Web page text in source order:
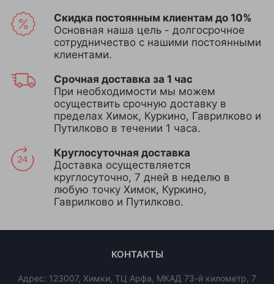
Скидка постоянным клиентам до 10%
Основная наша цель - долгосрочное
сотрудничество с нашими постоянными
клиентами.
Срочная доставка за 1 час
При необходимости мы можем
осуществить срочную доставку в
пределах Химок, Куркино, Гаврилково и
Путилково в течении 1 часа.
Круглосуточная доставка
Доставка осуществляется
круглосуточно, 7 дней в неделю в
любую точку Химок, Куркино,
Гаврилково и Путилково.
КОНТАКТЫ
Адрес: 123007, Химки, ТЦ Арфа, МКАД 73-й километр, 7